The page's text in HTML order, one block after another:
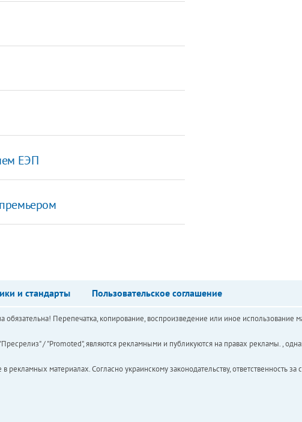
ЕЭП
и стандарты Пользовательское соглашение
Перепечатка, копирование, воспроизведение или иное использование
/ "Promoted", являются рекламными и публикуются на правах рекламы. ,
материалах. Согласно украинскому законодательству, ответственность